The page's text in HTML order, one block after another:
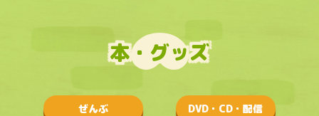
本・グッズ
ぜんぶ DVD・CD・配信